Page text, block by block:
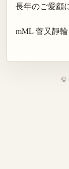
長年のご愛顧
mML 菅又靜輪
©